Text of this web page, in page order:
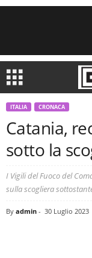
ITALIA CRONACA
Catania,
sotto la
I Vigili del Fuoco del
sulla scogliera
By admin - 30 Luglio 2023